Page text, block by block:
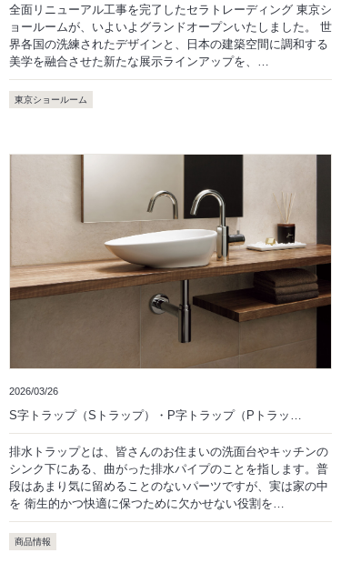
全面リニューアル工事を完了したセラトレーディング 東京シ
ョールームが、いよいよグランドオープンいたしました。 世
界各国の洗練されたデザインと、日本の建築空間に調和する
美学を融合させた新たな展示ラインアップを、…
東京ショールーム
2026/03/26
S字トラップ（Sトラップ）・P字トラップ（Pトラッ…
排水トラップとは、皆さんのお住まいの洗面台やキッチンの
シンク下にある、曲がった排水パイプのことを指します。普
段はあまり気に留めることのないパーツですが、実は家の中
を 衛生的かつ快適に保つために欠かせない役割を…
商品情報